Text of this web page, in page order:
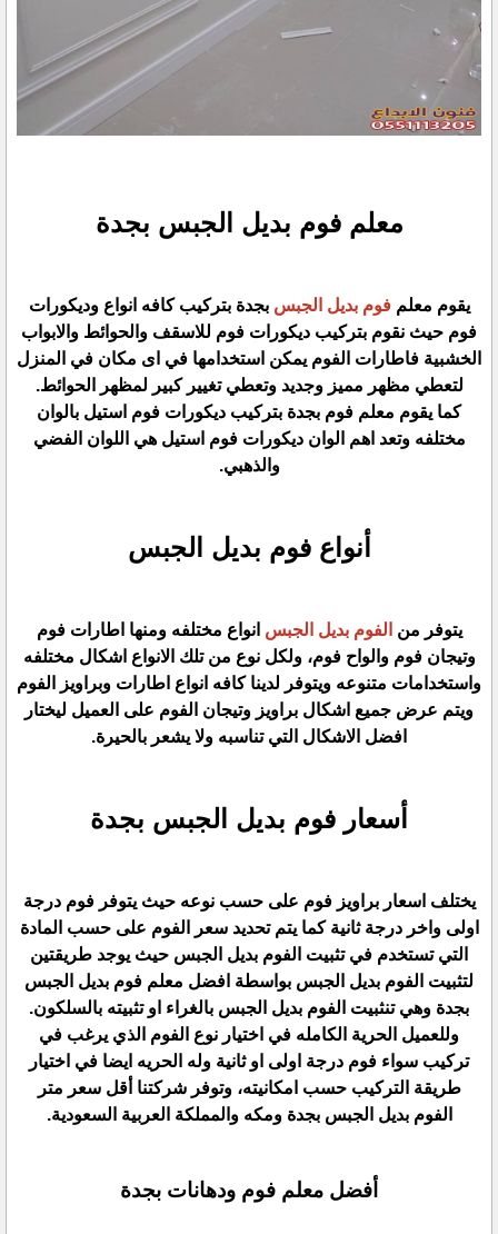
معلم فوم بديل الجبس بجدة
يقوم معلمفوم بديل الجبس بجدة بتركيب كافه انواع وديكورات
فوم حيث نقوم بتركيب ديكورات فوم للاسقف والحوائط والابواب
الخشبية فاطارات الفوم يمكن استخدامها في اى مكان في المنزل
لتعطي مظهر مميز وجديد وتعطي تغيير كبير لمظهر الحوائط.
كما يقوم معلم فوم بجدة بتركيب ديكورات فوم استيل بالوان
مختلفه وتعد اهم الوان ديكورات فوم استيل هي اللوان الفضي
والذهبي.
أنواع فوم بديل الجبس
يتوفر من الفوم بديل الجبس انواع مختلفه ومنها اطارات فوم
وتيجان فوم والواح فوم، ولكل نوع من تلك الانواع اشكال مختلفه
واستخدامات متنوعه ويتوفر لدينا كافه انواع اطارات وبراويز الفوم
ويتم عرض جميع اشكال براويز وتيجان الفوم على العميل ليختار
افضل الاشكال التي تناسبه ولا يشعر بالحيرة.
أسعار فوم بديل الجبس بجدة
يختلف اسعار براويز فوم على حسب نوعه حيث يتوفر فوم درجة
اولى واخر درجة ثانية كما يتم تحديد سعر الفوم على حسب المادة
التي تستخدم في تثبيت الفوم بديل الجبس حيث يوجد طريقتين
لتثبيت الفوم بديل الجبس بواسطة افضل معلم فوم بديل الجبس
بجدة وهي تنثبيت الفوم بديل الجبس بالغراء او تثبيته بالسلكون.
وللعميل الحرية الكامله في اختيار نوع الفوم الذي يرغب في
تركيب سواء فوم درجة اولى او ثانية وله الحريه ايضا في اختيار
طريقة التركيب حسب امكانيته، وتوفر شركتنا أقل سعر متر
الفوم بديل الجبس بجدة ومكه والمملكة العربية السعودية.
أفضل معلم فوم ودهانات بجدة